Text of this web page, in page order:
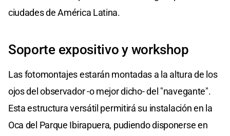
ciudades de América Latina.
Soporte expositivo y workshop
Las fotomontajes estarán montadas a la altura de los
ojos del observador -o mejor dicho- del "navegante".
Esta estructura versátil permitirá su instalación en la
Oca del Parque Ibirapuera, pudiendo disponerse en